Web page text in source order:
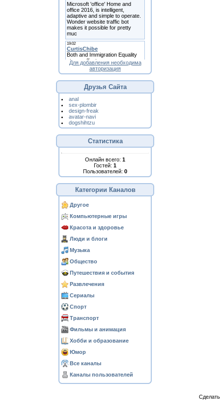
Для добавления необходима
авторизация
Друзья Сайта
anal
sex-plombir
design-freak
avatar-navi
dogshihtzu
Статистика
Онлайн всего: 1
Гостей: 1
Пользователей: 0
Категории Каналов
Другое
Компьютерные игры
Красота и здоровье
Люди и блоги
Музыка
Общество
Путешествия и события
Развлечения
Сериалы
Спорт
Транспорт
Фильмы и анимация
Хобби и образование
Юмор
Все каналы
Каналы пользователей